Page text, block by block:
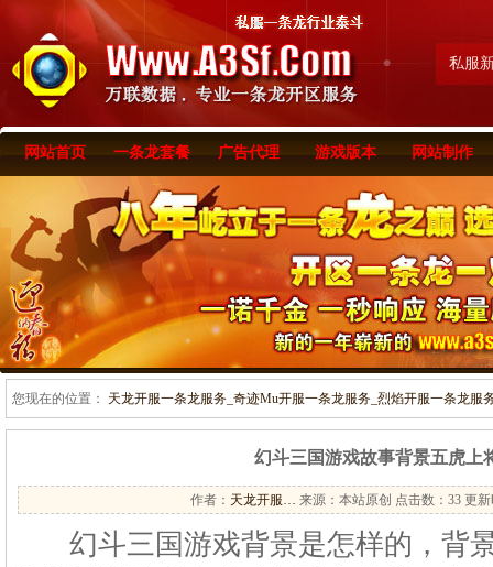
私服
网站首页 一条龙套餐 广告代理 游戏版本 网站制作
您现在的位置： 天龙开服一条龙服务_奇迹Mu开服一条龙服务_烈焰开服一条龙服
幻斗三国游戏故事背景五虎上
作者： 天龙开服… 来源：本站原创 点击数： 33 更新
幻斗三国游戏背景是怎样的，背